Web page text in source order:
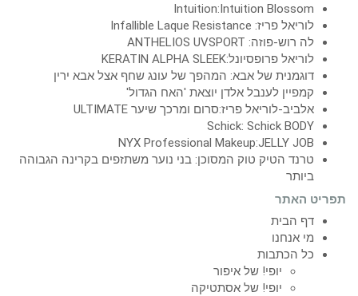
Intuition:Intuition Blossom
לוריאל פריז: Infallible Laque Resistance
לה רוש-פוזה: ANTHELIOS UVSPORT
לוריאל פרופסיונל:KERATIN ALPHA SLEEK
דוגמנית של אבא: המהפך של עונג שחף אצל אבא ירין
קמפיין לענבל אלדן יוצאת 'האח הגדול'
אלביב-לוריאל פריז:סרום ומרכך שיער ULTIMATE
Schick: Schick BODY
NYX Professional Makeup:JELLY JOB
טרנד הטיק טוק המסוכן: בני נוער משתזפים בקרינה הגבוהה
ביותר
תפריט האתר
דף הבית
מי אנחנו
כל הכתבות
יופי! של איפור
יופי! של אסתטיקה